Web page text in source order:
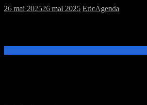
26 mai 202526 mai 2025 EricAgenda